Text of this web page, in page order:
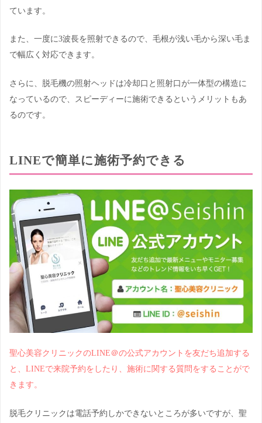
ています。
また、一度に3波長を照射できるので、毛根が浅い毛から深い毛ま
で幅広く対応できます。
さらに、脱毛機の照射ヘッドは冷却口と照射口が一体型の構造に
なっているので、スピーディーに施術できるというメリットもあ
るのです。
LINEで簡単に施術予約できる
聖心美容クリニックのLINE＠の公式アカウントを友だち追加する
と、LINEで来院予約をしたり、施術に関する質問をすることがで
きます。
脱毛クリニックは電話予約しかできないところが多いですが、聖